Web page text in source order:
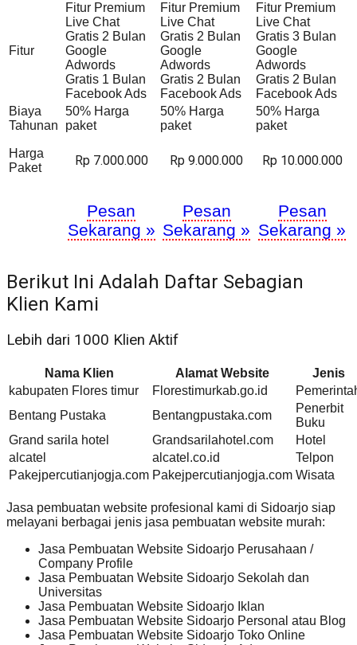
Fitur
Fitur Premium
Live Chat
Gratis 2 Bulan
Google
Adwords
Gratis 1 Bulan
Facebook Ads
Fitur Premium
Live Chat
Gratis 2 Bulan
Google
Adwords
Gratis 2 Bulan
Facebook Ads
Fitur Premium
Live Chat
Gratis 3 Bulan
Google
Adwords
Gratis 2 Bulan
Facebook Ads
Biaya
Tahunan
50% Harga
paket
50% Harga
paket
50% Harga
paket
Harga
Paket
Rp 7.000.000 Rp 9.000.000 Rp 10.000.000
Pesan
Sekarang »
Pesan
Sekarang »
Pesan
Sekarang »
Berikut Ini Adalah Daftar Sebagian
Klien Kami
Lebih dari 1000 Klien Aktif
Nama Klien Alamat Website
Jenis
kabupaten Flores timur
Florestimurkab.go.id
Bentang Pustaka
Bentangpustaka.com
Penerbit
Buku
Grand sarila hotel
Grandsarilahotel.com
Hotel
alcatel
alcatel.co.id
Telpon
Pakejpercutianjogja.com Pakejpercutianjogja.com Wisata
Jasa pembuatan website profesional kami di Sidoarjo siap
melayani berbagai jenis jasa pembuatan website murah:
Jasa Pembuatan Website Sidoarjo Perusahaan /
Company Profile
Jasa Pembuatan Website Sidoarjo Sekolah dan
Universitas
Jasa Pembuatan Website Sidoarjo Iklan
Jasa Pembuatan Website Sidoarjo Personal atau Blog
Jasa Pembuatan Website Sidoarjo Toko Online